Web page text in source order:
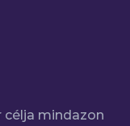
mindazon